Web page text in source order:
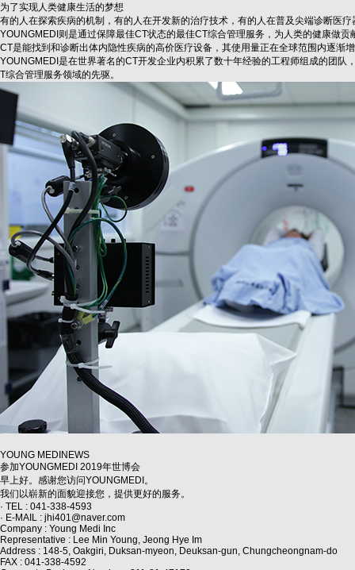
为了实现人类健康生活的梦想
有的人在探索疾病的机制，有的人在开发新的治疗技术，有的人在普及尖端诊断医疗
YOUNGMEDI则是通过保障最佳CT状态的最佳CT综合管理服务，为人类的健康做贡
CT是能找到和诊断出体内隐性疾病的高价医疗设备，其使用量正在全球范围内逐渐
YOUNGMEDI是在世界著名的CT开发企业内积累了数十年经验的工程师组成的团
T综合管理服务领域的先驱。
YOUNG MEDI NEWS
参加YOUNGMEDI 2019年世博会
早上好。感谢您访问YOUNGMEDI。
我们以崭新的面貌迎接您，提供更好的服务。
· TEL : 041-338-4593
· E-MAIL : jhi401@naver.com
Company : Young Medi Inc
Representative : Lee Min Young, Jeong Hye Im
Address : 148-5, Oakgiri, Duksan-myeon, Deuksan-gun, Chungcheongnam-do
FAX : 041-338-4592